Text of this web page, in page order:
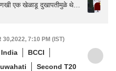
एक खेळाडू दुखापतीमुळे थेट
30,2022, 7:10 PM (IST)
India
BCCI
Second T20